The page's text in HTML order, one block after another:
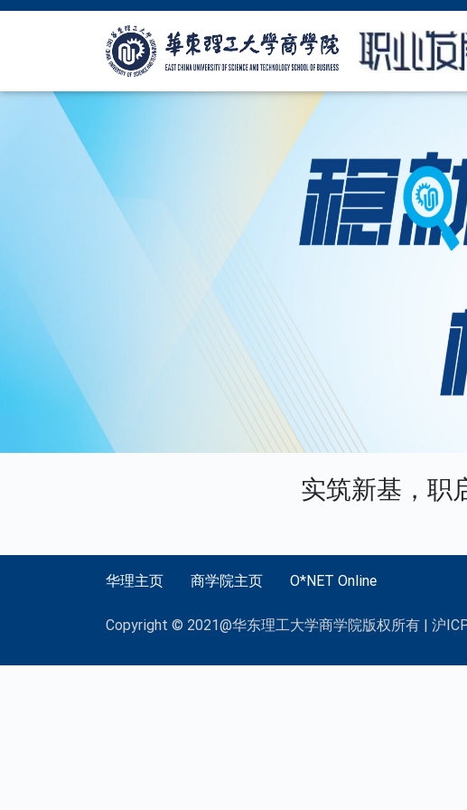
实筑新基，职
华理主页 商学院主页 O*NET Online
Copyright © 2021@华东理工大学商学院版权所有 | 沪